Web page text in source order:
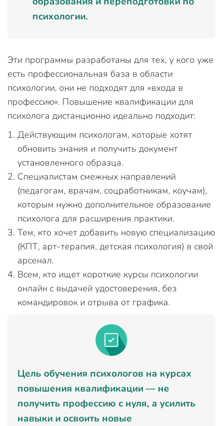
психологии.
Эти программы разработаны для тех, у кого уже
есть профессиональная база в области
психологии, они не подходят для «входа в
профессию». Повышение квалификации для
психолога дистанционно идеально подходит:
Действующим психологам, которые хотят
обновить знания и получить документ
установленного образца.
Специалистам смежных направлений
(педагогам, врачам, соцработникам, коучам),
которым нужно дополнительное образование
психолога для расширения практики.
Тем, кто хочет добавить новую специализацию
(КПТ, арт-терапия, детская психология) в свой
арсенал.
Всем, кто ищет короткие курсы психологии
онлайн с выдачей удостоверения, без
командировок и отрыва от графика.
Цель обучения психологов на курсах
повышения квалификации — не
получить профессию с нуля, а усилить
навыки и освоить новые